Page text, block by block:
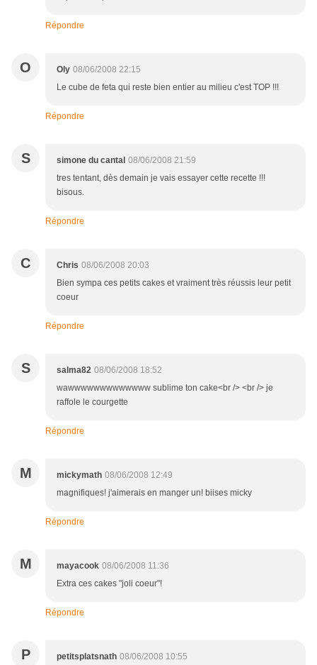
Répondre
O Oly 08/06/2008 22:15
Le cube de feta qui reste bien entier au milieu c'est TOP !!!
Répondre
S simone du cantal 08/06/2008 21:59
tres tentant, dès demain je vais essayer cette recette !!!
bisous.
Répondre
C Chris 08/06/2008 20:03
Bien sympa ces petits cakes et vraiment très réussis leur petit
coeur
Répondre
S salma82 08/06/2008 18:52
wawwwwwwwwwwwww sublime ton cake<br /> <br /> je
raffole le courgette
Répondre
M mickymath 08/06/2008 12:49
magnifiques! j'aimerais en manger un! biises micky
Répondre
M mayacook 08/06/2008 11:36
Extra ces cakes "joli coeur"!
Répondre
P petitsplatsnath 08/06/2008 10:55